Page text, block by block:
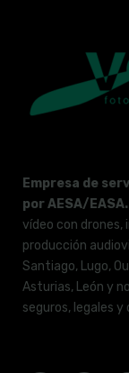
Empresa de
por AESA/EASA.
vídeo con
producción
Santiago, Lugo,
Asturias, León y
seguros, legales